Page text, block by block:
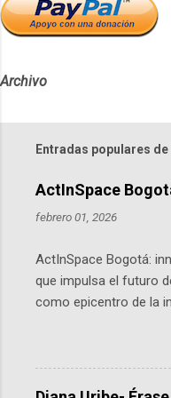
Archivo
Entradas populares
ActInSpace
febrero 01, 2026
ActInSpace Bogotá:
que impulsa el futuro
como epicentro de la
hackathon global que
Agencia Espacial
la vida cotidiana. Este